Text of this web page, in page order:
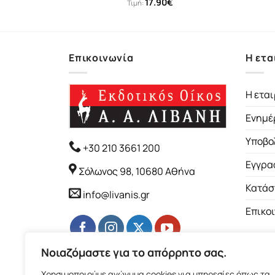
Νοιαζόμαστε για το απόρρητο σας.
Τιμή:
Επικοινωνία
+30 210 3661 200
Σόλωνος 98, 10680 Αθήνα
info@livanis.gr
Η
Η